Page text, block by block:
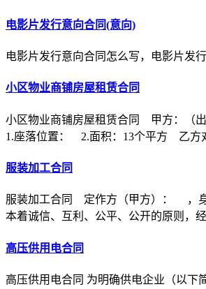
电影片发行意向合同(意向)
电影片发行意向合同怎么写，电影片发
小区物业商铺房屋租赁合同
小区物业商铺房屋租赁合同 甲方：（
1.座落位置： 2.面积：13个平方 乙方
服装加工合同
服装加工合同 定作方（甲方）： ，
本着诚信、互利、公平、公开的原则，
高压供用电合同
高压供用电合同 为明确供电企业（以下